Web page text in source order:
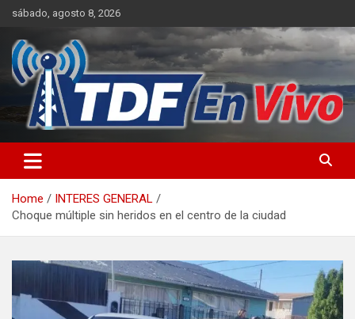
Skip
content
sábado, agosto 8, 2026
Home
INTERES GENERAL
Choque múltiple sin heridos en el centro de la ciudad